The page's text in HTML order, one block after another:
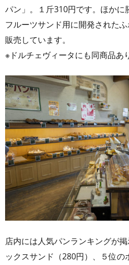
パン」。１斤310円です。ほかに
フルーツサンド用に開発された
販売しています。
※ドルチェヴィータにも同商品あ
店内には人気パンランキングが
ックスサンド（280円）、５位の